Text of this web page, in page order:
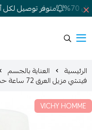
متوفر توصيل لكل
الرئيسية العناية بالجسم
فيتشي مزيل العرق 72 ساعة حماية قوية للغاية " رول " 2026259
VICHY HOMME